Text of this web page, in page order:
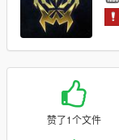
赞了1个文件